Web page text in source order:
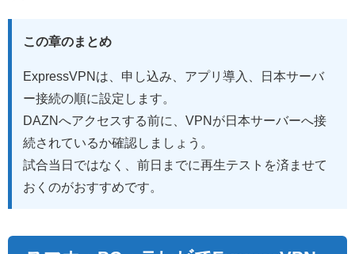
この章のまとめ
ExpressVPNは、申し込み、アプリ導入、日本サーバ
ー接続の順に設定します。
DAZNへアクセスする前に、VPNが日本サーバーへ接
続されているか確認しましょう。
試合当日ではなく、前日までに再生テストを済ませて
おくのがおすすめです。